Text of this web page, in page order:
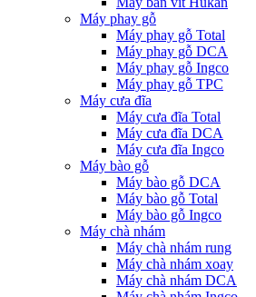
Máy phay gỗ
Máy phay gỗ Total
Máy phay gỗ DCA
Máy phay gỗ Ingco
Máy phay gỗ TPC
Máy cưa đĩa
Máy cưa đĩa Total
Máy cưa đĩa DCA
Máy cưa đĩa Ingco
Máy bào gỗ
Máy bào gỗ DCA
Máy bào gỗ Total
Máy bào gỗ Ingco
Máy chà nhám
Máy chà nhám rung
Máy chà nhám xoay
Máy chà nhám DCA